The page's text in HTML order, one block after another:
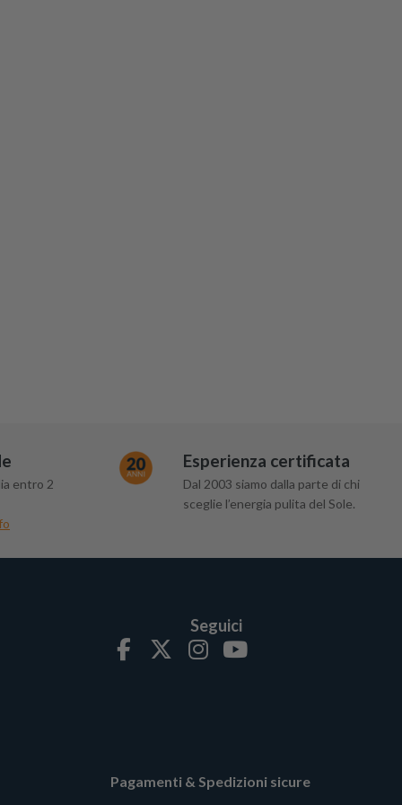
entro 2
Esperienza certificata
Dal 2003 siamo dalla parte di chi
sceglie l’energia pulita del Sole.
Seguici
Pagamenti & Spedizioni sicure